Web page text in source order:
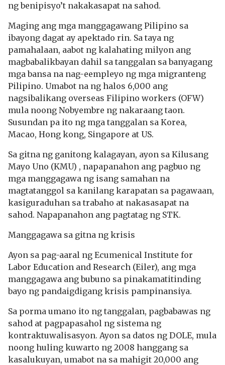
ng benipisyo’t nakakasapat na sahod.
Maging ang mga manggagawang Pilipino sa
ibayong dagat ay apektado rin. Sa taya ng
pamahalaan, aabot ng kalahating milyon ang
magbabalikbayan dahil sa tanggalan sa banyagang
mga bansa na nag-eempleyo ng mga migranteng
Pilipino. Umabot na ng halos 6,000 ang
nagsibalikang overseas Filipino workers (OFW)
mula noong Nobyembre ng nakaraang taon.
Susundan pa ito ng mga tanggalan sa Korea,
Macao, Hong kong, Singapore at US.
Sa gitna ng ganitong kalagayan, ayon sa Kilusang
Mayo Uno (KMU) , napapanahon ang pagbuo ng
mga manggagawa ng isang samahan na
magtatanggol sa kanilang karapatan sa pagawaan,
kasiguraduhan sa trabaho at nakasasapat na
sahod. Napapanahon ang pagtatag ng STK.
Manggagawa sa gitna ng krisis
Ayon sa pag-aaral ng Ecumenical Institute for
Labor Education and Research (Eiler), ang mga
manggagawa ang bubuno sa pinakamatitinding
bayo ng pandaigdigang krisis pampinansiya.
Sa porma umano ito ng tanggalan, pagbabawas ng
sahod at pagpapasahol ng sistema ng
kontraktuwalisasyon. Ayon sa datos ng DOLE, mula
noong huling kuwarto ng 2008 hanggang sa
kasalukuyan, umabot na sa mahigit 20,000 ang